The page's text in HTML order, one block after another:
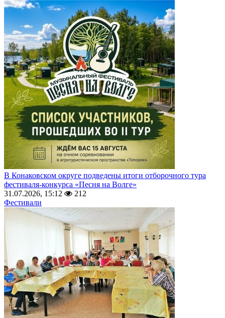
В Конаковском округе подведены итоги отборочного тура
фестиваля-конкурса «Песня на Волге»
31.07.2026, 15:12
212
Фестивали